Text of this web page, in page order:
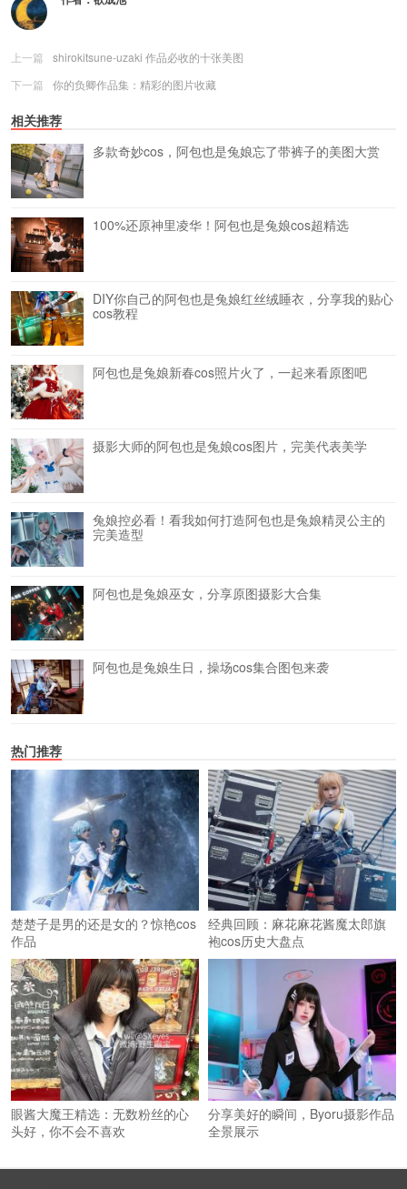
上一篇
shirokitsune-uzaki 作品必收的十张美图
下一篇
你的负卿作品集：精彩的图片收藏
相关推荐
多款奇妙cos，阿包也是兔娘忘了带裤子的美图大赏
100%还原神里凌华！阿包也是兔娘cos超精选
DIY你自己的阿包也是兔娘红丝绒睡衣，分享我的贴心
cos教程
阿包也是兔娘新春cos照片火了，一起来看原图吧
摄影大师的阿包也是兔娘cos图片，完美代表美学
兔娘控必看！看我如何打造阿包也是兔娘精灵公主的
完美造型
阿包也是兔娘巫女，分享原图摄影大合集
阿包也是兔娘生日，操场cos集合图包来袭
热门推荐
楚楚子是男的还是女的？惊艳cos
作品
经典回顾：麻花麻花酱魔太郎旗
袍cos历史大盘点
眼酱大魔王精选：无数粉丝的心
头好，你不会不喜欢
分享美好的瞬间，Byoru摄影作品
全景展示